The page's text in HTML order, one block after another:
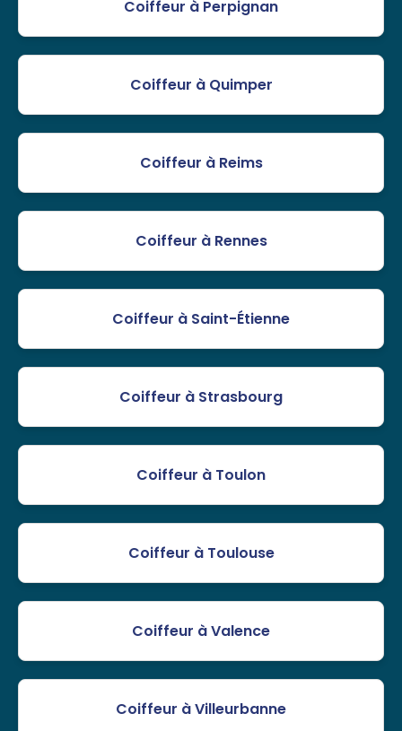
Coiffeur à Perpignan
Coiffeur à Quimper
Coiffeur à Reims
Coiffeur à Rennes
Coiffeur à Saint-Étienne
Coiffeur à Strasbourg
Coiffeur à Toulon
Coiffeur à Toulouse
Coiffeur à Valence
Coiffeur à Villeurbanne